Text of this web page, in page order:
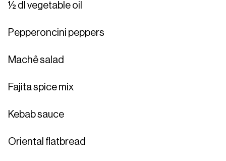
½ dl vegetable oil
Pepperoncini peppers
Machê salad
Fajita spice mix
Kebab sauce
Oriental flatbread